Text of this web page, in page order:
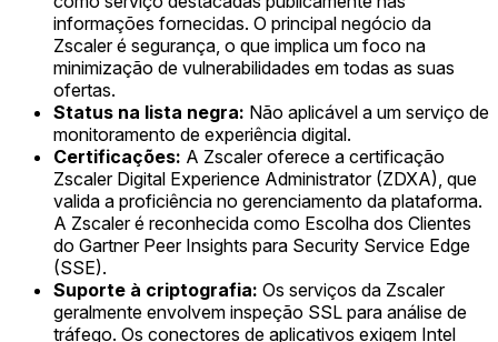
informações fornecidas. O principal negócio da
Zscaler é segurança, o que implica um foco na
minimização de vulnerabilidades em todas as suas
ofertas.
Status na lista negra: Não aplicável a um serviço de
monitoramento de experiência digital.
Certificações: A Zscaler oferece a certificação
Zscaler Digital Experience Administrator (ZDXA), que
valida a proficiência no gerenciamento da plataforma.
A Zscaler é reconhecida como Escolha dos Clientes
do Gartner Peer Insights para Security Service Edge
(SSE).
Suporte à criptografia: Os serviços da Zscaler
geralmente envolvem inspeção SSL para análise de
tráfego. Os conectores de aplicativos exigem Intel